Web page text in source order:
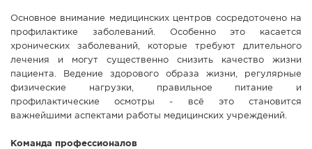
Основное внимание медицинских центров сосредоточено на
профилактике заболеваний. Особенно это касается
хронических заболеваний, которые требуют длительного
лечения и могут существенно снизить качество жизни
пациента. Ведение здорового образа жизни, регулярные
физические нагрузки, правильное питание и
профилактические осмотры - всё это становится
важнейшими аспектами работы медицинских учреждений.
Команда профессионалов